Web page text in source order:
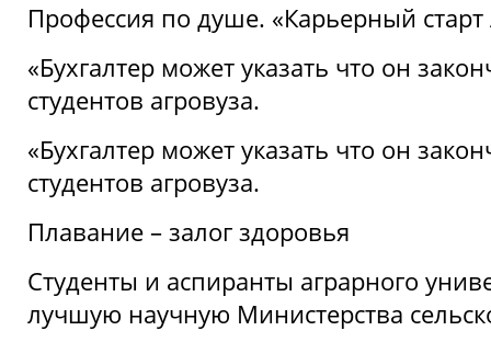
Профессия по душе. «Карьерный
«Бухгалтер может указать что он
студентов агровуза.
«Бухгалтер может указать что он
студентов агровуза.
Плавание – залог здоровья
Студенты и аспиранты аграрного
лучшую научную Министерства